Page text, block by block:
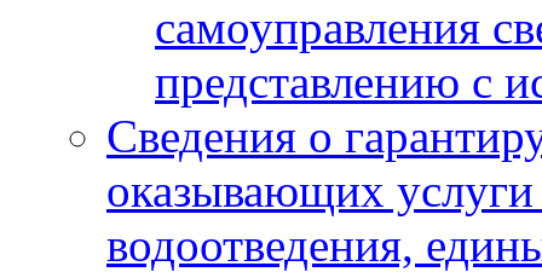
самоуправления
представлению с
Сведения о
оказывающих
водоотведения,